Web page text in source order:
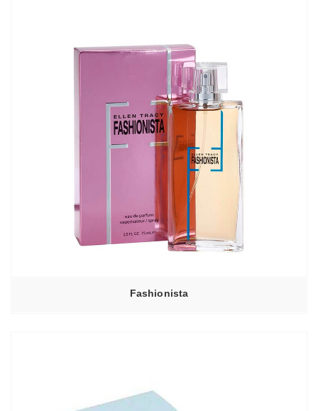
Fashionista